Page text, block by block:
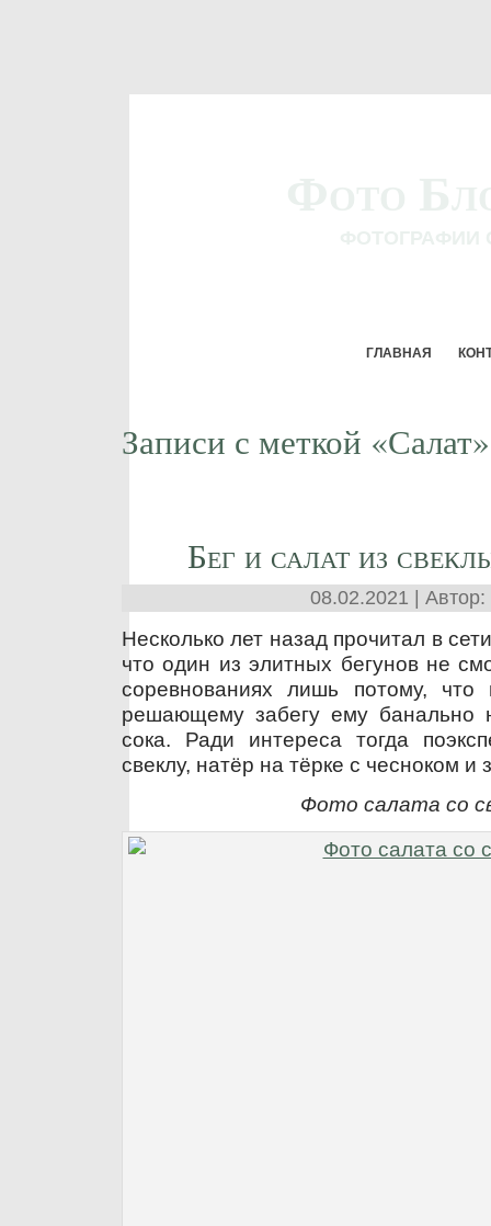
ГЛАВНАЯ
Записи с меткой «Салат»
Бег и салат из
08.02.2021 | Автор:
Несколько лет назад прочитал в
что один из элитных бегунов не
соревнованиях лишь потому, что
решающему забегу ему банально
сока. Ради интереса тогда
свеклу, натёр на тёрке с чесноком
Фото салата со